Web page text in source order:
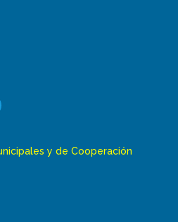
y de Cooperación